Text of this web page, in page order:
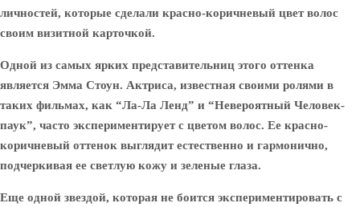
личностей, которые сделали красно-коричневый цвет волос
своим визитной карточкой.
Одной из самых ярких представительниц этого оттенка
является Эмма Стоун. Актриса, известная своими ролями в
таких фильмах, как “Ла-Ла Ленд” и “Невероятный Человек-
паук”, часто экспериментирует с цветом волос. Ее красно-
коричневый оттенок выглядит естественно и гармонично,
подчеркивая ее светлую кожу и зеленые глаза.
Еще одной звездой, которая не боится экспериментировать с